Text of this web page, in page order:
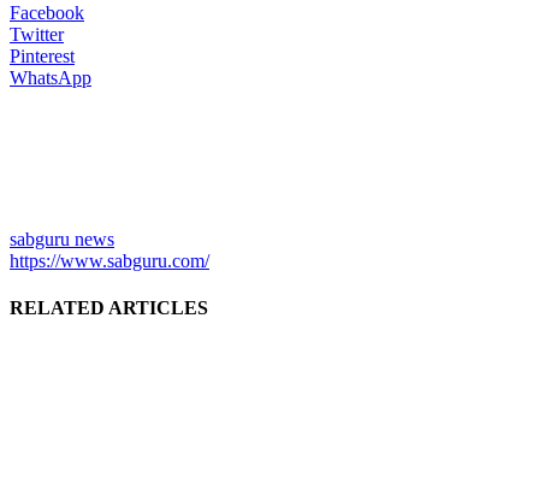
Facebook
Twitter
Pinterest
WhatsApp
sabguru news
https://www.sabguru.com/
RELATED ARTICLES